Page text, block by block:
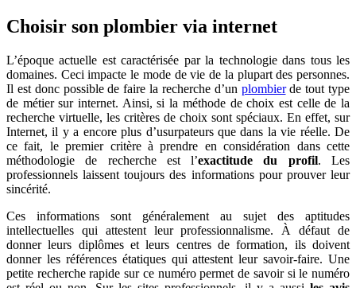
Choisir son plombier via internet
L’époque actuelle est caractérisée par la technologie dans tous les
domaines. Ceci impacte le mode de vie de la plupart des personnes.
Il est donc possible de faire la recherche d’un plombierde tout type
de métier sur internet. Ainsi, si la méthode de choix est celle de la
recherche virtuelle, les critères de choix sont spéciaux. En effet, sur
Internet, il y a encore plus d’usurpateurs que dans la vie réelle. De
ce fait, le premier critère à prendre en considération dans cette
méthodologie de recherche est l’exactitude du profil. Les
professionnels laissent toujours des informations pour prouver leur
sincérité.
Ces informations sont généralement au sujet des aptitudes
intellectuelles qui attestent leur professionnalisme. À défaut de
donner leurs diplômes et leurs centres de formation, ils doivent
donner les références étatiques qui attestent leur savoir-faire. Une
petite recherche rapide sur ce numéro permet de savoir si le numéro